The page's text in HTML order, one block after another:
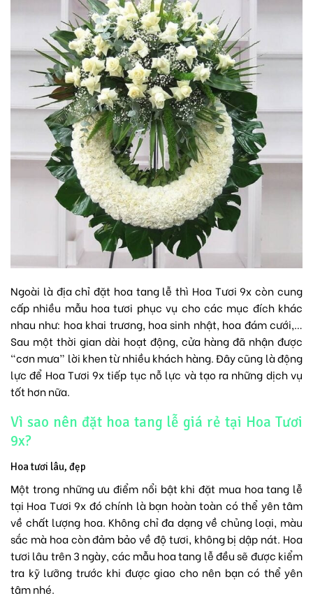
Ngoài là địa chỉ đặt hoa tang lễ thì Hoa Tươi 9x còn cung
cấp nhiều mẫu hoa tươi phục vụ cho các mục đích khác
nhau như: hoa khai trương, hoa sinh nhật, hoa đám cưới,…
Sau một thời gian dài hoạt động, cửa hàng đã nhận được
“cơn mưa” lời khen từ nhiều khách hàng. Đây cũng là động
lực để Hoa Tươi 9x tiếp tục nỗ lực và tạo ra những dịch vụ
tốt hơn nữa.
Vì sao nên đặt hoa tang lễ giá rẻ tại Hoa Tươi
9x?
Hoa tươi lâu, đẹp
Một trong những ưu điểm nổi bật khi đặt mua hoa tang lễ
tại Hoa Tươi 9x đó chính là bạn hoàn toàn có thể yên tâm
về chất lượng hoa. Không chỉ đa dạng về chủng loại, màu
sắc mà hoa còn đảm bảo về độ tươi, không bị dập nát. Hoa
tươi lâu trên 3 ngày, các mẫu hoa tang lễ đều sẽ được kiểm
tra kỹ lưỡng trước khi được giao cho nên bạn có thể yên
tâm nhé.